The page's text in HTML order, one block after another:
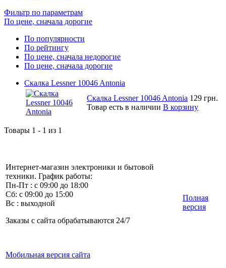
Фильтр по параметрам
По цене, сначала дорогие
По популярности
По рейтингу
По цене, сначала недорогие
По цене, сначала дорогие
Скалка Lessner 10046 Antonia
Скалка Lessner 10046 Antonia 129 грн.
Товар есть в наличии В корзину
Товары 1 - 1 из 1
Интернет-магазин электроники и бытовой
техники. График работы:
Пн-Пт : с 09:00 до 18:00
Сб: с 09:00 до 15:00
Вс : выходной
Заказы с сайта обрабатываются 24/7
Мобильная версия сайта
Полная
версия